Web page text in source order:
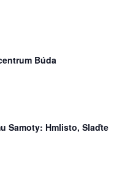
Búda
Samoty: Hmlisto, Slaďte